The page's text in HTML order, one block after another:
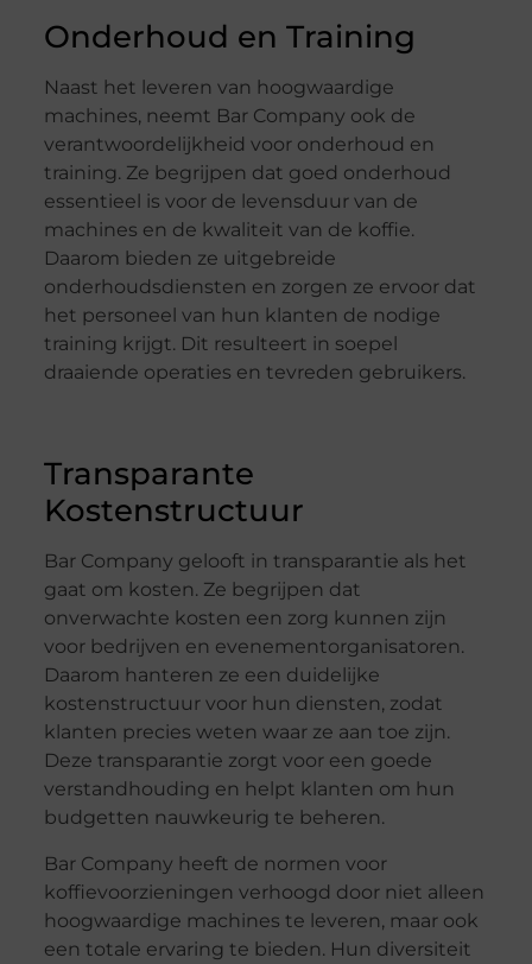
Onderhoud en Training
Naast het leveren van hoogwaardige
machines, neemt Bar Company ook de
verantwoordelijkheid voor onderhoud en
training. Ze begrijpen dat goed onderhoud
essentieel is voor de levensduur van de
machines en de kwaliteit van de koffie.
Daarom bieden ze uitgebreide
onderhoudsdiensten en zorgen ze ervoor dat
het personeel van hun klanten de nodige
training krijgt. Dit resulteert in soepel
draaiende operaties en tevreden gebruikers.
Transparante
Kostenstructuur
Bar Company gelooft in transparantie als het
gaat om kosten. Ze begrijpen dat
onverwachte kosten een zorg kunnen zijn
voor bedrijven en evenementorganisatoren.
Daarom hanteren ze een duidelijke
kostenstructuur voor hun diensten, zodat
klanten precies weten waar ze aan toe zijn.
Deze transparantie zorgt voor een goede
verstandhouding en helpt klanten om hun
budgetten nauwkeurig te beheren.
Bar Company heeft de normen voor
koffievoorzieningen verhoogd door niet alleen
hoogwaardige machines te leveren, maar ook
een totale ervaring te bieden. Hun diversiteit